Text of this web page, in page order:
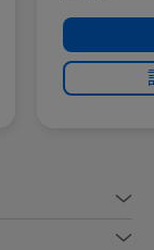
シリー
GPU : イ
クス
機EL)
薄型軽